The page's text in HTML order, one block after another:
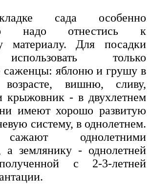
сада особенно
надо отнестись к
материалу. Для посадки
только
саженцы: яблоню и грушу в
возрасте, вишню, сливу,
крыжовник - в двухлетнем
имеют хорошо развитую
систему, в однолетнем.
однолетними
а землянику - однолетней
с 2-3-летней